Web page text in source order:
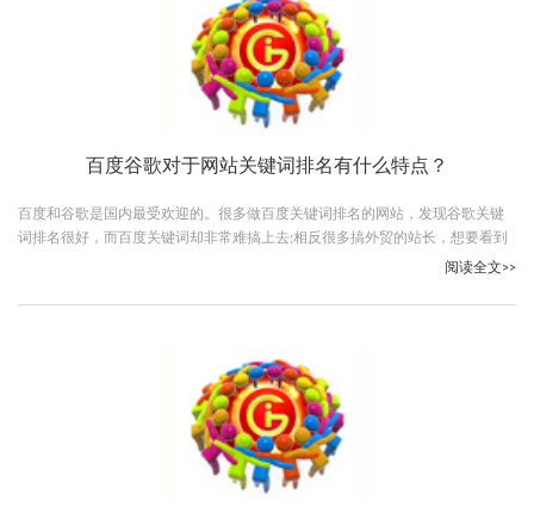
百度谷歌对于网站关键词排名有什么特点？
百度和谷歌是国内最受欢迎的。很多做百度关键词排名的网站，发现谷歌关键
词排名很好，而百度关键词却非常难搞上去;相反很多搞外贸的站长，想要看到
阅读全文>>